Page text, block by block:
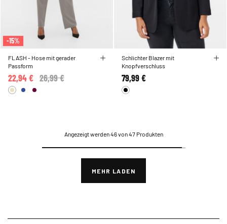
-15%
FLASH - Hose mit gerader
Passform
Price reduced from
26,99 €
22,94 €
Schlichter Blazer mit
Knopfverschluss
79,99 €
Angezeigt werden 46 von 47 Produkten
MEHR LADEN